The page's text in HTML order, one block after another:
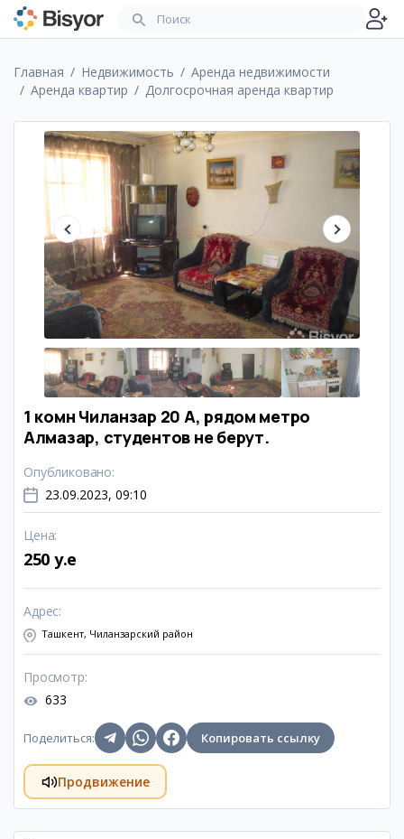
Главная Недвижимость
Аренда недвижимости
Аренда квартир
Долгосрочная аренда квартир
1 комн Чиланзар 20 А, рядом метро
Алмазар, студентов не берут.
Опубликовано:
23.09.2023, 09:10
Цена:
250 y.e
Адрес:
Ташкент, Чиланзарский район
Просмотр:
633
Поделиться: Копировать ссылку
Продвижение